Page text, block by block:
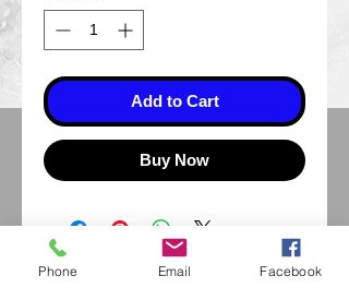
Add to Cart
Buy Now
Eurl Extravintage Optica
Phone Email Facebook